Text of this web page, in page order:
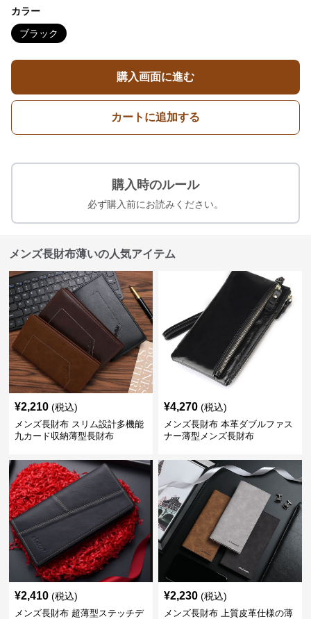
カラー
ブラック
購入画面に進む
カートに追加する
購入時のルール
必ず購入前にお読みください。
メンズ長財布薄いの人気アイテム
¥2,210 (税込)
メンズ長財布 スリム設計多機能
九カード収納薄型長財布
¥4,270 (税込)
メンズ長財布 本革ダブルファス
ナー薄型メンズ長財布
¥2,410 (税込)
メンズ長財布 超薄型ステッチデ
¥2,230 (税込)
メンズ長財布 上質皮革仕様の薄